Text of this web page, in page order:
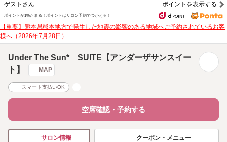
ゲストさん ポイントを表示する
ポイントが1%たまる！ ポイントはサロン予約でつかえる！
【重要】熊本県熊本地方で発生した地震の影響のある地域へご予約されているお客
様へ（2026年7月28日）
Under The Sun* SUITE【アンダーザサンスイー
ト】
MAP
スマート支払いOK
空席確認・予約する
サロン情報 クーポン・メニュー